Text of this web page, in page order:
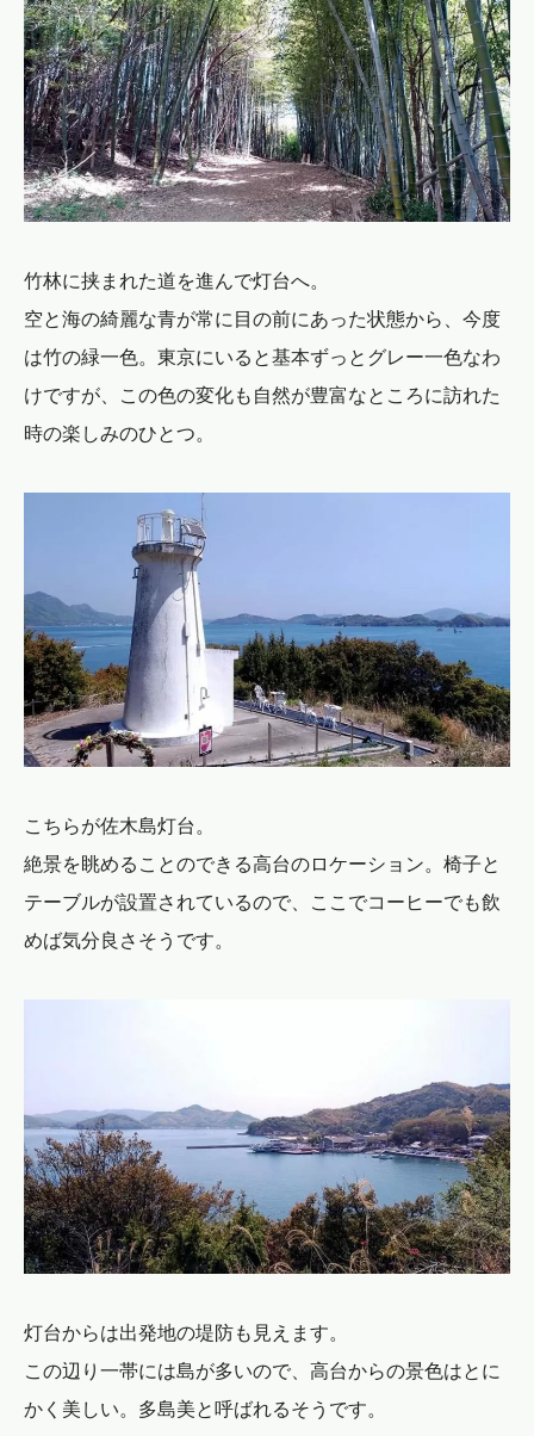
竹林に挟まれた道を進んで灯台へ。
空と海の綺麗な青が常に目の前にあった状態から、今度
は竹の緑一色。東京にいると基本ずっとグレー一色なわ
けですが、この色の変化も自然が豊富なところに訪れた
時の楽しみのひとつ。
こちらが佐木島灯台。
絶景を眺めることのできる高台のロケーション。椅子と
テーブルが設置されているので、ここでコーヒーでも飲
めば気分良さそうです。
灯台からは出発地の堤防も見えます。
この辺り一帯には島が多いので、高台からの景色はとに
かく美しい。多島美と呼ばれるそうです。